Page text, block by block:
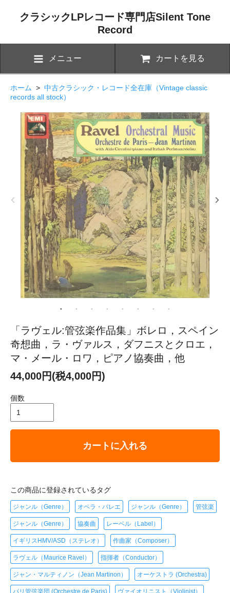
クラシックLPレコード専門店Silent Tone
Record
メニュー カートを見る
ホーム > 中古クラシック・レコード全在庫（Vintage classic
records all stock）
「ラヴェル:管弦楽作品集」ボレロ，スペイン
奇想曲，ラ・ヴァルス，ダフニスとクロエ，
マ・メール・ロワ，ピアノ協奏曲，他
44,000円(税4,000円)
個数
カートに入れる
この商品に登録されているタグ
ジャンル（Genre） オペラ・バレエ ジャンル（Genre） 管弦楽
ジャンル（Genre） 協奏曲 レーベル（Label）
イギリスHMV/ASD（ステレオ） 作曲家（Composer）
ラヴェル（Maurice Ravel） 指揮者（Conductor）
ジャン・マルティノン（Jean Martinon） オーケストラ (Orchestra)
パリ管弦楽団 (Orchestre de Paris) ヴァイオリニスト（Violinist）